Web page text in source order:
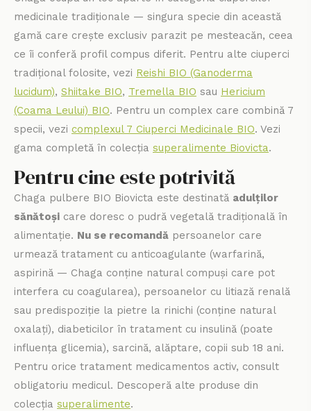
medicinale tradiționale — singura specie din această
gamă care crește exclusiv parazit pe mesteacăn, ceea
ce îi conferă profil compus diferit. Pentru alte ciuperci
tradițional folosite, vezi Reishi BIO (Ganoderma
lucidum), Shiitake BIO, Tremella BIO sau Hericium
(Coama Leului) BIO. Pentru un complex care combină 7
specii, vezi complexul 7 Ciuperci Medicinale BIO. Vezi
gama completă în colecția superalimente Biovicta.
Pentru cine este potrivită
Chaga pulbere BIO Biovicta este destinată adulților
sănătoși care doresc o pudră vegetală tradițională în
alimentație. Nu se recomandă persoanelor care
urmează tratament cu anticoagulante (warfarină,
aspirină — Chaga conține natural compuși care pot
interfera cu coagularea), persoanelor cu litiază renală
sau predispoziție la pietre la rinichi (conține natural
oxalați), diabeticilor în tratament cu insulină (poate
influența glicemia), sarcină, alăptare, copii sub 18 ani.
Pentru orice tratament medicamentos activ, consult
obligatoriu medicul. Descoperă alte produse din
colecția superalimente.